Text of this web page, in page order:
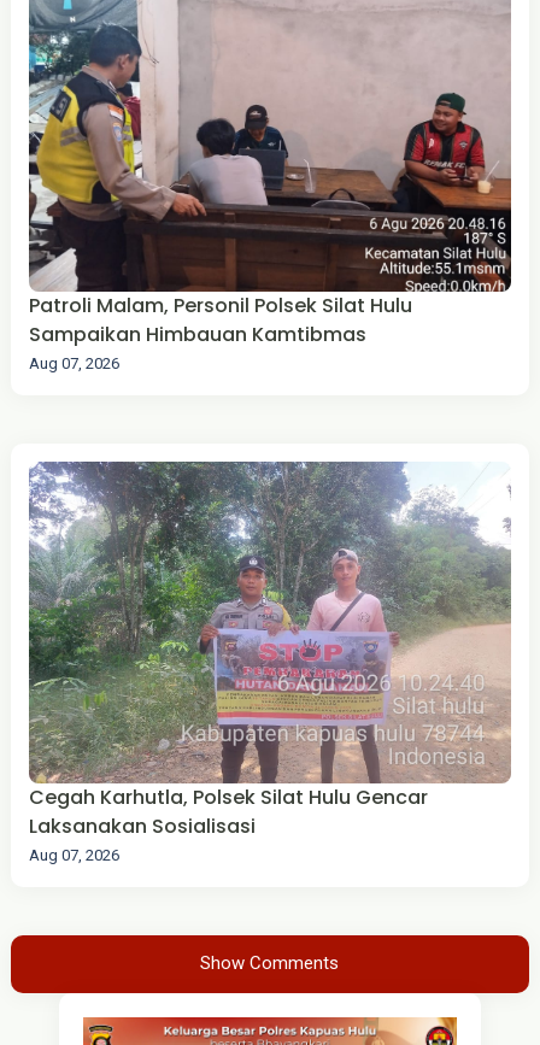
Patroli Malam, Personil Polsek Silat Hulu
Sampaikan Himbauan Kamtibmas
Aug 07, 2026
Cegah Karhutla, Polsek Silat Hulu Gencar
Laksanakan Sosialisasi
Aug 07, 2026
Show Comments